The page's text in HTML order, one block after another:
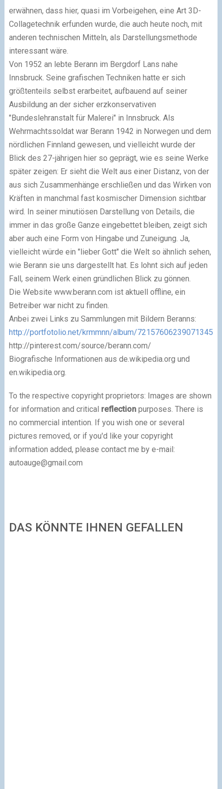
erwähnen, dass hier, quasi im Vorbeigehen, eine Art 3D-
Collagetechnik erfunden wurde, die auch heute noch, mit
anderen technischen Mitteln, als Darstellungsmethode
interessant wäre.
Von 1952 an lebte Berann im Bergdorf Lans nahe
Innsbruck. Seine grafischen Techniken hatte er sich
größtenteils selbst erarbeitet, aufbauend auf seiner
Ausbildung an der sicher erzkonservativen
"Bundeslehranstalt für Malerei" in Innsbruck. Als
Wehrmachtssoldat war Berann 1942 in Norwegen und dem
nördlichen Finnland gewesen, und vielleicht wurde der
Blick des 27-jährigen hier so geprägt, wie es seine Werke
später zeigen: Er sieht die Welt aus einer Distanz, von der
aus sich Zusammenhänge erschließen und das Wirken von
Kräften in manchmal fast kosmischer Dimension sichtbar
wird. In seiner minutiösen Darstellung von Details, die
immer in das große Ganze eingebettet bleiben, zeigt sich
aber auch eine Form von Hingabe und Zuneigung. Ja,
vielleicht würde ein "lieber Gott" die Welt so ähnlich sehen,
wie Berann sie uns dargestellt hat. Es lohnt sich auf jeden
Fall, seinem Werk einen gründlichen Blick zu gönnen.
Die Website www.berann.com ist aktuell offline, ein
Betreiber war nicht zu finden.
Anbei zwei Links zu Sammlungen mit Bildern Beranns:
http://portfotolio.net/krmmnn/album/72157606239071345
http://pinterest.com/source/berann.com/
Biografische Informationen aus de.wikipedia.org und
en.wikipedia.org.
To the respective copyright proprietors: Images are shown
for information and critical reflectionpurposes. There is
no commercial intention. If you wish one or several
pictures removed, or if you'd like your copyright
information added, please contact me by e-mail:
autoauge@gmail.com
DAS KÖNNTE IHNEN GEFALLEN